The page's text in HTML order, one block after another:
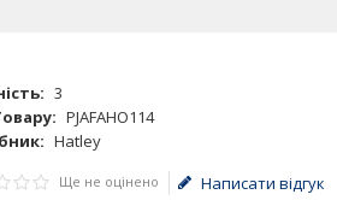
3
PJAFAHO114
Hatley
Ще не оцінено Написати відгук